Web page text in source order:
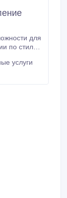
для
по стилю
области
услуги